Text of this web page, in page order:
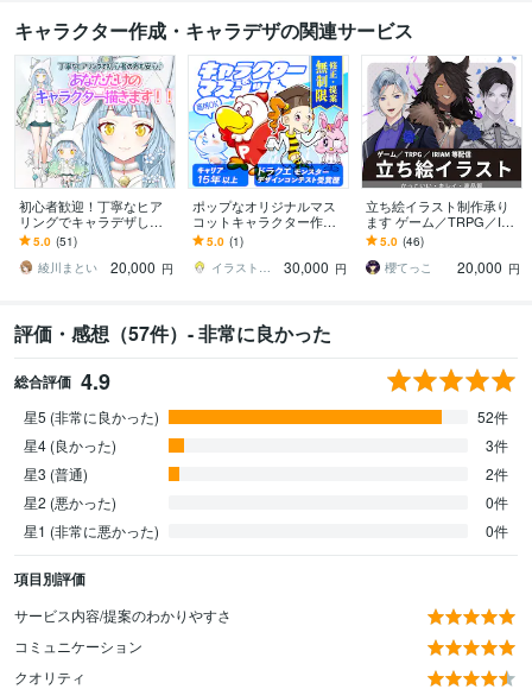
キャラクター作成・キャラデザの関連サービス
初心者歓迎！丁寧なヒア
リングでキャラデザしま
す 企業案件多数！世界に
１つのデザイン提案いた
します♪
5.0 (51)
綾川まとい
20,000 円
ポップなオリジナルマス
コットキャラクター作り
ます 経歴15年！修正、ラ
フ提案無制限！商用利用O
Kのキャラ制作
5.0 (1)
イラストレーター YAGI
30,000 円
立ち絵イラスト制作承り
ます ゲーム／TRPG／IRI
AM オリキャラが必要な方
◎
5.0 (46)
櫻てっこ
20,000 円
評価・感想（57件）- 非常に良かった
総合評価 4.9
星5 (非常に良かった)
52件
星4 (良かった)
3件
星3 (普通)
2件
星2 (悪かった)
0件
星1 (非常に悪かった)
0件
項目別評価
サービス内容/提案のわかりやすさ
コミュニケーション
クオリティ